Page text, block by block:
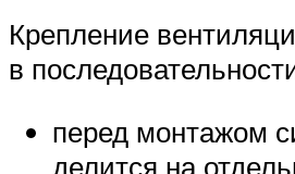
Крепление
в
перед монтажом
делится на